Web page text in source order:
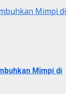
Mimpi di
Mimpi di